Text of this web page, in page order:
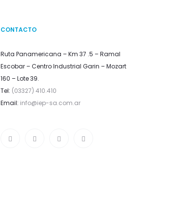
CONTACTO
Ruta Panamericana – Km 37 .5 – Ramal
Escobar – Centro Industrial Garin – Mozart
160 – Lote 39.
Tel: (03327) 410.410
Email: info@iep-sa.com.ar